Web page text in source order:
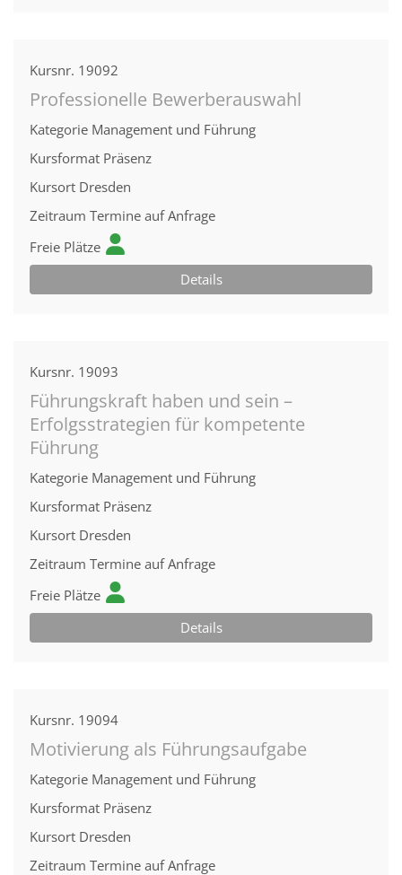
Kursnr. 19092
Professionelle Bewerberauswahl
Kategorie Management und Führung
Kursformat Präsenz
Kursort Dresden
Zeitraum Termine auf Anfrage
Freie Plätze
Details
Kursnr. 19093
Führungskraft haben und sein –
Erfolgsstrategien für kompetente
Führung
Kategorie Management und Führung
Kursformat Präsenz
Kursort Dresden
Zeitraum Termine auf Anfrage
Freie Plätze
Details
Kursnr. 19094
Motivierung als Führungsaufgabe
Kategorie Management und Führung
Kursformat Präsenz
Kursort Dresden
Zeitraum Termine auf Anfrage